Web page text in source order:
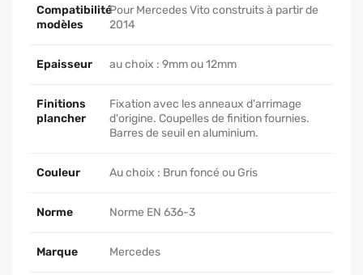
Compatibilité
modèles
Pour Mercedes Vito construits à partir de
2014
Epaisseur au choix : 9mm ou 12mm
Finitions
plancher
Fixation avec les anneaux d'arrimage
d'origine. Coupelles de finition fournies.
Barres de seuil en aluminium.
Couleur Au choix : Brun foncé ou Gris
Norme Norme EN 636-3
Marque Mercedes